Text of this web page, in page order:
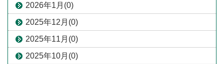
2026年1月(0)
2025年12月(0)
2025年11月(0)
2025年10月(0)